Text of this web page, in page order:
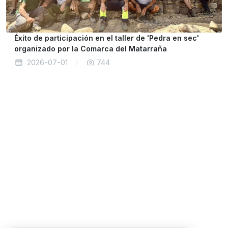
Éxito de participación en el taller de 'Pedra en sec'
organizado por la Comarca del Matarraña
2026-07-01
744